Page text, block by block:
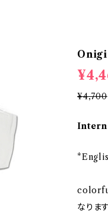
¥4,700
なります